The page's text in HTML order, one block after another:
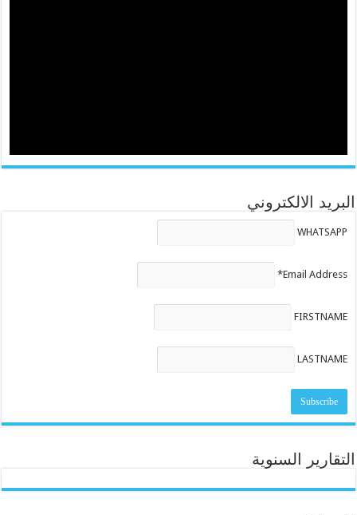
البريد الالكتروني
WHATSAPP
Email Address*
FIRSTNAME
LASTNAME
التقارير السنوية